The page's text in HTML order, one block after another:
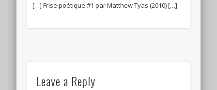
[…] Frise poétique #1 par Matthew Tyas (2010) […]
Leave a Reply